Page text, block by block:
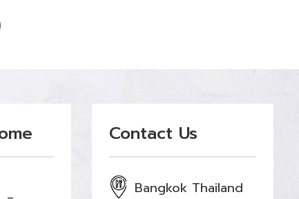
Contact Us
Bangkok Thailand